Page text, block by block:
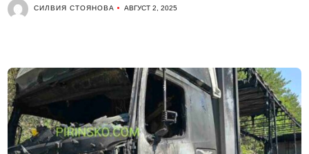
СИЛВИЯ СТОЯНОВА АВГУСТ 2, 2025